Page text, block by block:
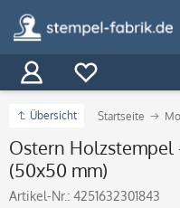
Übersicht Startseite
Ostern
(50x50 mm)
Artikel-Nr.: 4251632301843